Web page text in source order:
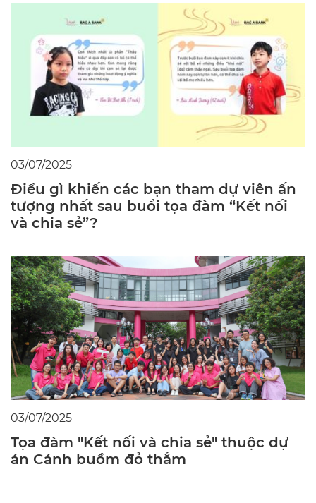
03/07/2025
Điều gì khiến các bạn tham dự viên ấn
tượng nhất sau buổi tọa đàm “Kết nối
và chia sẻ”?
03/07/2025
Tọa đàm "Kết nối và chia sẻ" thuộc dự
án Cánh buồm đỏ thắm